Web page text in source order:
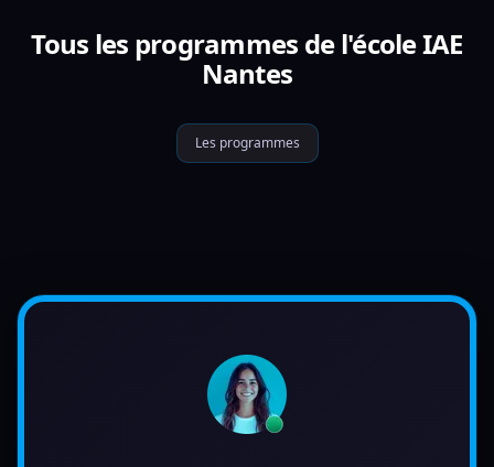
Tous les programmes de l'école IAE
Nantes
Les programmes